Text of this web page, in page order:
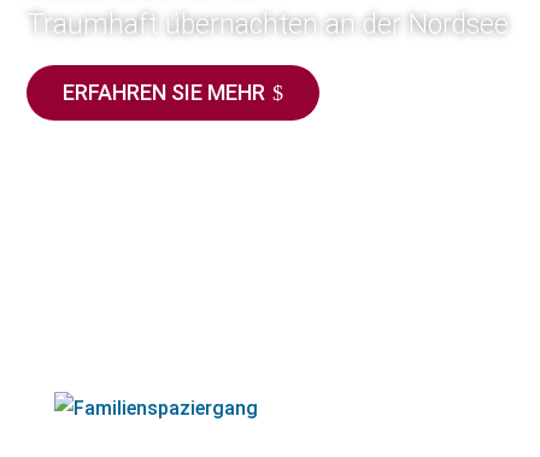
Traumhaft übernachten an der Nordsee
ERFAHREN SIE MEHR